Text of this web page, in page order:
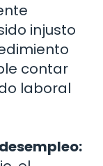
injusto
contar
laboral